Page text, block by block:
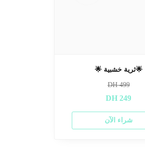
🌟ثرية خشبية 🌟
499
DH
249
DH
شراء الآن